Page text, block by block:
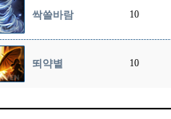
싹쓸바람 10
뙤약볕 10